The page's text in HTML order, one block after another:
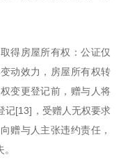
得房屋所有权：公证仅
动效力，房屋所有权转
变更登记前，赠与人将
记[13]，受赠人无权要求
赠与人主张违约责任，